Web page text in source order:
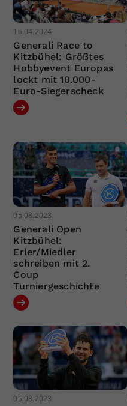
16.04.2024
Generali Race to
Kitzbühel: Größtes
Hobbyevent Europas
lockt mit 10.000-
Euro-Siegerscheck
05.08.2023
Generali Open
Kitzbühel:
Erler/Miedler
schreiben mit 2.
Coup
Turniergeschichte
05.08.2023